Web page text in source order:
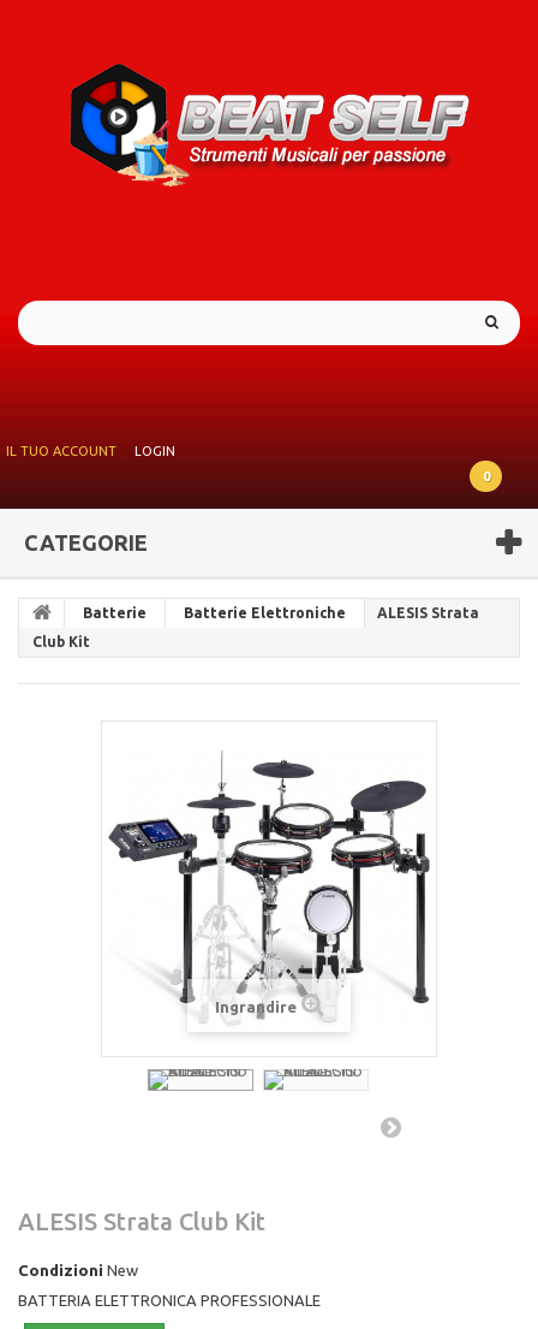
IL TUO ACCOUNT
LOGIN
0
CATEGORIE
Batterie Batterie Elettroniche
ALESIS Strata
Club Kit
Ingrandire
ALESIS Strata Club Kit
Condizioni New
BATTERIA ELETTRONICA PROFESSIONALE